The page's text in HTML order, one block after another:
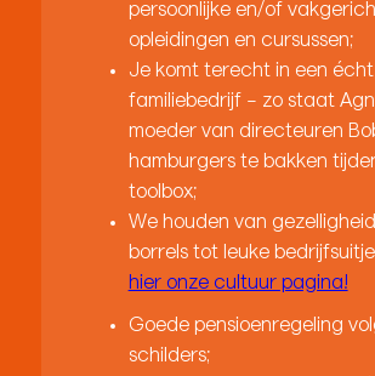
persoonlijke en/of
opleidingen en cursussen;
Je komt terecht in een écht
familiebedrijf – zo staat
moeder van directeuren
hamburgers te bakken
toolbox;
We houden van
borrels tot leuke
hier onze cultuur pagina!
Goede pensioenregeling
schilders;